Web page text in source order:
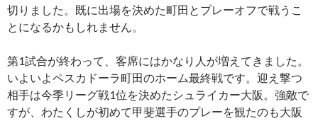
切りました。既に出場を決めた町田とプレーオフで戦うこ
とになるかもしれません。
第1試合が終わって、客席にはかなり人が増えてきました。
いよいよペスカドーラ町田のホーム最終戦です。迎え撃つ
相手は今季リーグ戦1位を決めたシュライカー大阪。強敵で
すが、わたくしが初めて甲斐選手のプレーを観たのも大阪